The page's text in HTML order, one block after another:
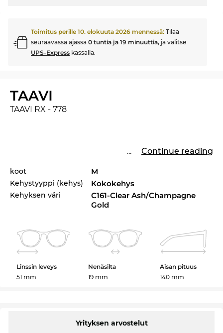
Toimitus perille 10. elokuuta 2026 mennessä: Tilaa
seuraavassa ajassa 0 tuntia ja 19 minuuttia, ja valitse
UPS-Express kassalla.
TAAVI
TAAVI RX - 778
... Continue reading
koot M
Kehystyyppi (kehys) Kokokehys
Kehyksen väri
C161-Clear Ash/Champagne
Gold
Linssin leveys
51 mm
Nenäsilta
19 mm
Aisan pituus
140 mm
Yrityksen arvostelut